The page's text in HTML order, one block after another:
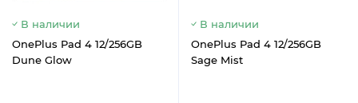
В наличии
OnePlus Pad 4 12/256GB
Dune Glow
В наличии
OnePlus Pad 4 12/256GB
Sage Mist